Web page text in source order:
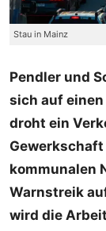
Stau in Mainz
Pendler und
sich auf
droht ein
Gewerkschaft
kommunalen
Warnstreik
wird die